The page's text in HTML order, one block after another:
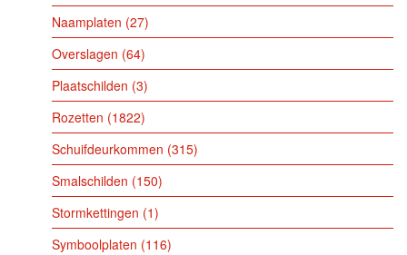
Naamplaten 27
Overslagen 64
Plaatschilden 3
Rozetten 1822
Schuifdeurkommen 315
Smalschilden 150
Stormkettingen 1
Symboolplaten 116